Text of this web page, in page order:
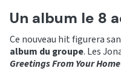
Un album le 8
Ce nouveau hit figurera
album du groupe. Les
Greetings From Your